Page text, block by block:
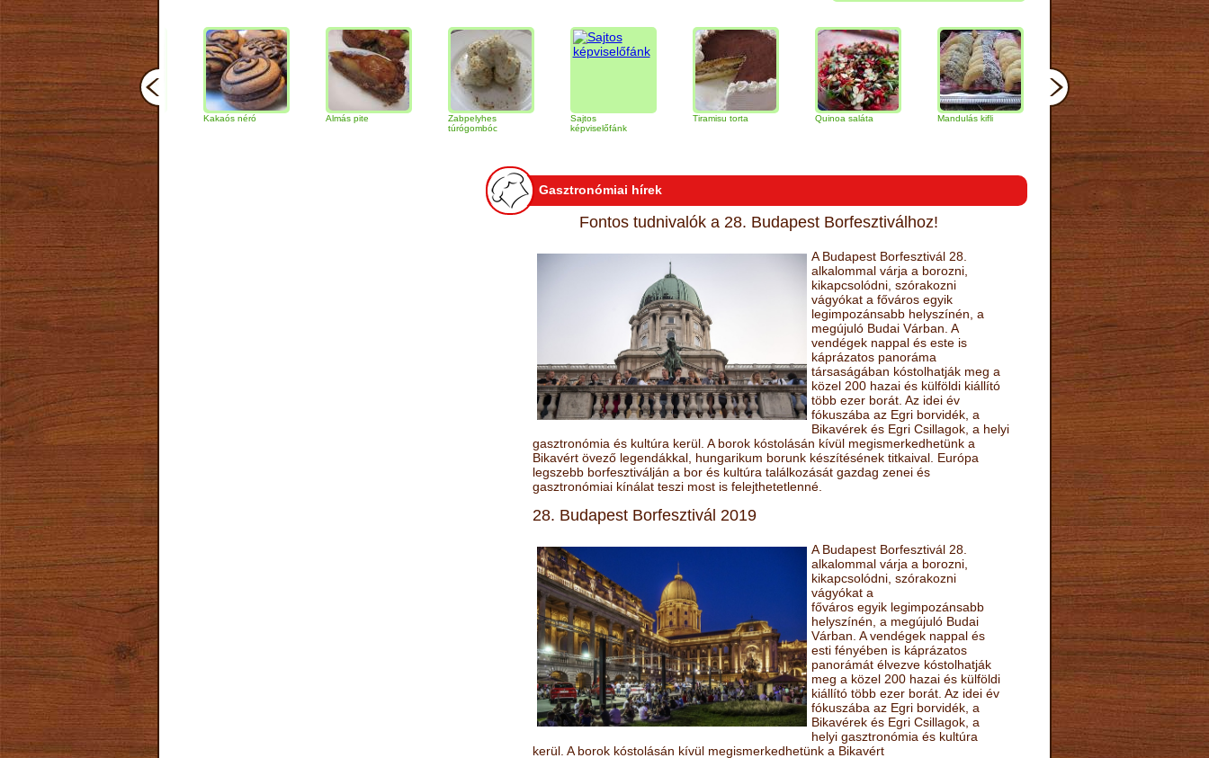
Magvas-sajtos rúd Kakaós néró Almás pite
Zabpelyhes
túrógombóc
képviselőfánk
Tiramisu torta Quinoa saláta Mandulás kifli
Csokoládés-
narancs torta
Gasztronómiai hírek
Fontos tudnivalók a 28. Budapest Borfesztiválhoz!
A Budapest Borfesztivál 28.
alkalommal várja a borozni,
kikapcsolódni, szórakozni
vágyókat a főváros egyik
legimpozánsabb helyszínén, a
megújuló Budai Várban. A
vendégek nappal és este is
káprázatos panoráma
társaságában kóstolhatják meg a
közel 200 hazai és külföldi kiállító
több ezer borát. Az idei év
fókuszába az Egri borvidék, a
Bikavérek és Egri Csillagok, a helyi
gasztronómia és kultúra kerül. A borok kóstolásán kívül megismerkedhetünk a
Bikavért övező legendákkal, hungarikum borunk készítésének titkaival. Európa
legszebb borfesztiválján a bor és kultúra találkozását gazdag zenei és
gasztronómiai kínálat teszi most is felejthetetlenné.
28. Budapest Borfesztivál 2019
A Budapest Borfesztivál 28.
alkalommal várja a borozni,
kikapcsolódni, szórakozni
vágyókat a
főváros egyik legimpozánsabb
helyszínén, a megújuló Budai
Várban. A vendégek nappal és
esti fényében is káprázatos
panorámát élvezve kóstolhatják
meg a közel 200 hazai és külföldi
kiállító több ezer borát. Az idei év
fókuszába az Egri borvidék, a
Bikavérek és Egri Csillagok, a
helyi gasztronómia és kultúra
kerül. A borok kóstolásán kívül megismerkedhetünk a Bikavért